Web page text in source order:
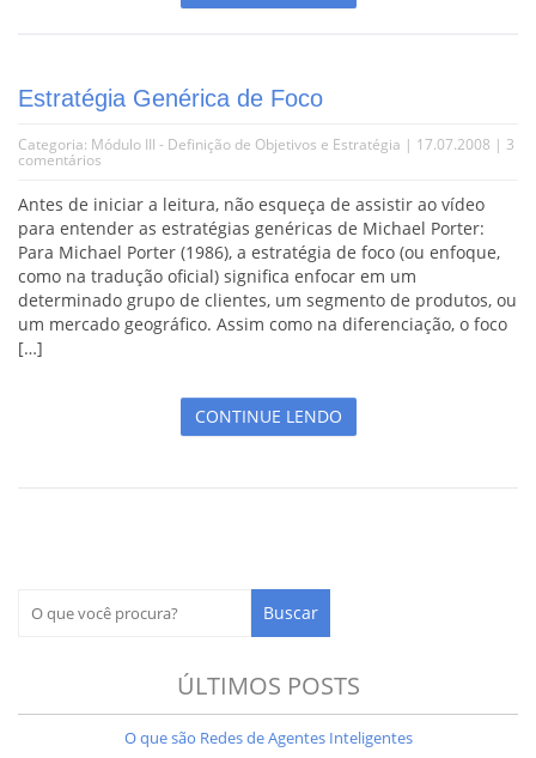
Estratégia Genérica de Foco
Categoria: Módulo III - Definição de Objetivos e Estratégia | 17.07.2008 | 3
comentários
Antes de iniciar a leitura, não esqueça de assistir ao vídeo
para entender as estratégias genéricas de Michael Porter:
Para Michael Porter (1986), a estratégia de foco (ou enfoque,
como na tradução oficial) significa enfocar em um
determinado grupo de clientes, um segmento de produtos, ou
um mercado geográfico. Assim como na diferenciação, o foco
[…]
CONTINUE LENDO
ÚLTIMOS POSTS
O que são Redes de Agentes Inteligentes